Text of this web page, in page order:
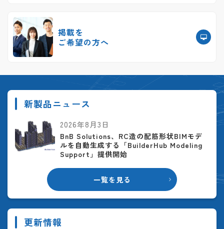
掲載を
ご希望の方へ
新製品ニュース
一覧を見る
2026年8月3日
BnB Solutions、RC造の配筋形状BIMモデ
ルを自動生成する「BuilderHub Modeling
Support」提供開始
更新情報